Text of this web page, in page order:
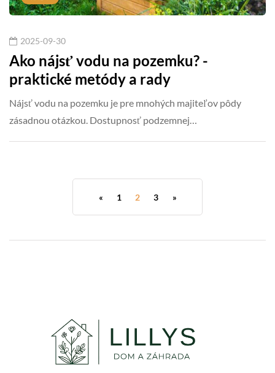
2025-09-30
Ako nájsť vodu na pozemku? -
praktické metódy a rady
Nájsť vodu na pozemku je pre mnohých majiteľov pôdy
zásadnou otázkou. Dostupnosť podzemnej…
« 1 2 3 »